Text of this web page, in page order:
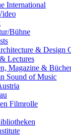
International
Bühne
& Design
Lectures
Magazine &
Sound of Music
Filmrolle